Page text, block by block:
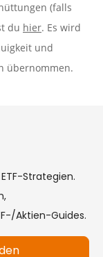
(falls
du hier. Es wird
und
übernommen.